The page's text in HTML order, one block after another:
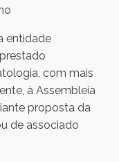
entidade
com mais
à Assembleia
proposta da
de associado